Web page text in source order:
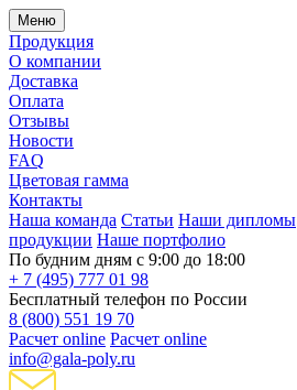
Меню
Продукция
О компании
Доставка
Оплата
Отзывы
Новости
FAQ
Цветовая гамма
Контакты
Наша команда Статьи Наши дипломы
продукции Наше портфолио
По будним дням с 9:00 до 18:00
+ 7 (495) 777 01 98
Бесплатный телефон по России
8 (800) 551 19 70
Расчет online Расчет online
info@gala-poly.ru